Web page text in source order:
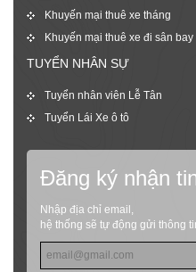
Khuyến mại thuê xe tháng
Khuyến mại thuê xe đi sân bay
TUYỂN NHÂN SỰ
Tuyển nhân viên Lễ Tân
Tuyển Lái Xe ô tô
Đăng ký nhận
Nhập địa chỉ email,
hệ thống sẽ tự động gửi thông